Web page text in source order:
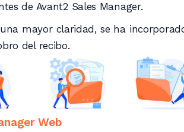
de Avant2 Sales Manager.
mayor claridad, se ha
del recibo.
Web